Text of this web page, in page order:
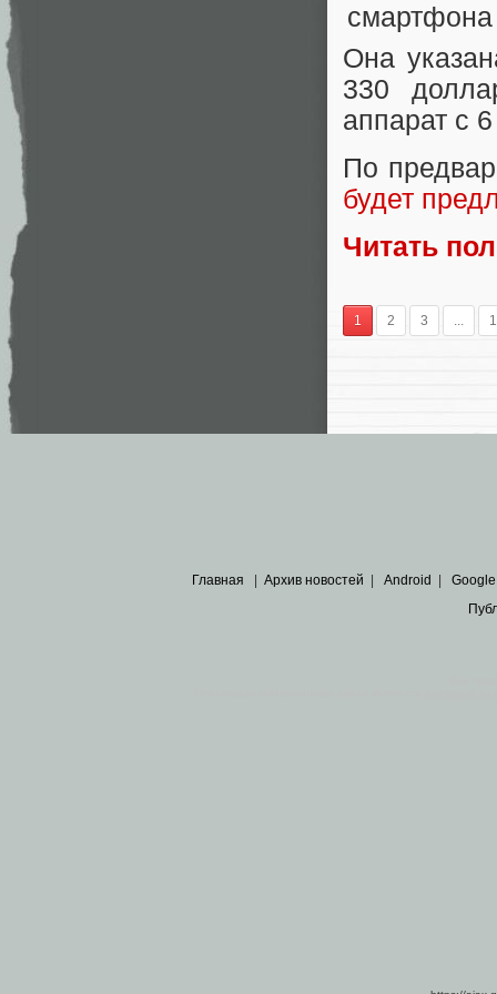
Она
330
аппарат с
По
будет
Читать
1 2 3 ...
Главная Архив новостей Android Google